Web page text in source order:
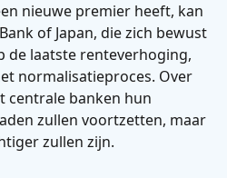
nieuwe premier heeft, kan
of Japan, die zich bewust
de laatste renteverhoging,
normalisatieproces. Over
centrale banken hun
zullen voortzetten, maar
zullen zijn.